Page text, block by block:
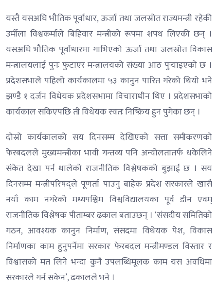
यस्तै यसअघि भौतिक पूर्वाधार, ऊर्जा तथा जलस्रोत राज्यमन्त्री रहेकी
उर्मीला विश्वकर्माले बिहिवार मन्त्रीको रूपमा शपथ लिएकी छन् ।
यसअघि भौतिक पूर्वाधारमा गाभिएको ऊर्जा तथा जलस्रोत विकास
मन्त्रालयलाई पुनः फुटाएर मन्त्रालयको संख्या आठ पुर्‍याइएको छ ।
प्रदेशसभाले पहिलो कार्यकालमा ५३ कानुन पारित गरेको थियो भने
झण्डै १ दर्जन विधेयक प्रदेशसभामा विचाराधीन थिए । प्रदेशसभाको
कार्यकाल सकिएपछि ती विधेयक स्वतः निष्क्रिय हुन पुगेका छन् ।
दोस्रो कार्यकालको सय दिनसम्म देखिएको सत्ता समीकरणको
फेरबदलले मुख्यमन्त्रीका भावी गन्तव्य पनि अन्योलतातर्फ धकेलिने
संकेत देखा पर्न थालेको राजनीतिक विश्लेषकको बुझाई छ । सय
दिनसम्म मन्त्रीपरिषद्ले पूणर्ता पाउनु बाहेक प्रदेश सरकारले खासै
नयाँ काम नगरेको मध्यपश्चिम विश्वविद्यालयका पूर्व डीन एवम्
राजनीतिक विश्लेषक पीताम्बर ढकाल बताउछन् । ‘संसदीय समितिको
गठन, आवश्यक कानुन निर्माण, संसदमा विधेयक पेश, विकास
निर्माणका काम हुनुपर्नेमा सरकार फेरबदल मन्त्रीमण्डल विस्तार र
विश्वासको मत लिने भन्दा कुनै उपलब्धिमूलक काम यस अवधिमा
सरकारले गर्न सकेन’, ढकालले भने ।